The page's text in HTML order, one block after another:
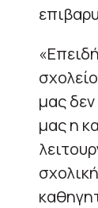
μας δεν
μας η